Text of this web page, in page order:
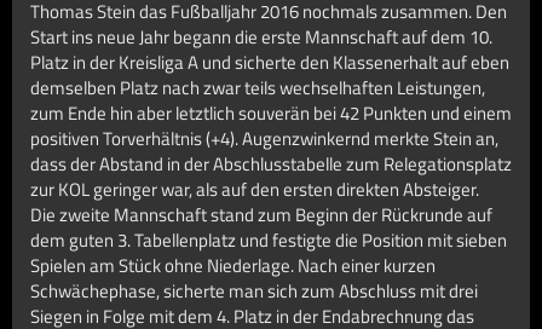
Thomas Stein das Fußballjahr 2016 nochmals zusammen. Den
Start ins neue Jahr begann die erste Mannschaft auf dem 10.
Platz in der Kreisliga A und sicherte den Klassenerhalt auf eben
demselben Platz nach zwar teils wechselhaften Leistungen,
zum Ende hin aber letztlich souverän bei 42 Punkten und einem
positiven Torverhältnis (+4). Augenzwinkernd merkte Stein an,
dass der Abstand in der Abschlusstabelle zum Relegationsplatz
zur KOL geringer war, als auf den ersten direkten Absteiger.
Die zweite Mannschaft stand zum Beginn der Rückrunde auf
dem guten 3. Tabellenplatz und festigte die Position mit sieben
Spielen am Stück ohne Niederlage. Nach einer kurzen
Schwächephase, sicherte man sich zum Abschluss mit drei
Siegen in Folge mit dem 4. Platz in der Endabrechnung das